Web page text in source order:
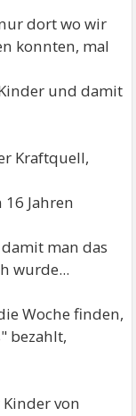
dort wo wir
konnten, mal
und damit
Kraftquell,
Jahren
man das
wurde...
Woche finden,
bezahlt,
von